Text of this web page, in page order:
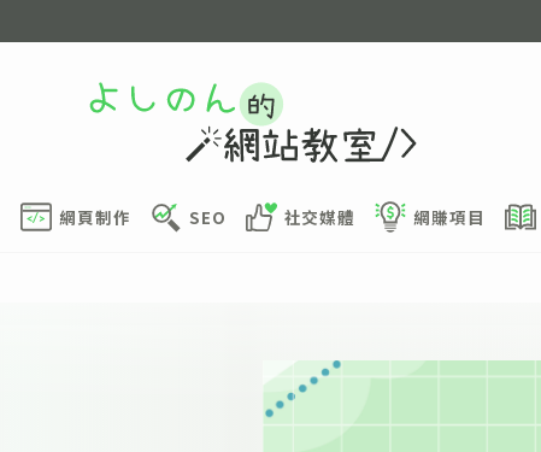
網頁制作 SEO 社交媒體 網賺項目